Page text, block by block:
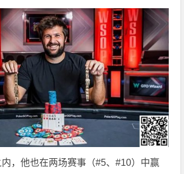
，他也在两场赛事（#5、#10）中赢